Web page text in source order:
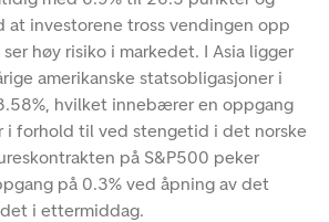
at investorene tross vendingen opp
høy risiko i markedet. I Asia ligger
amerikanske statsobligasjoner i
hvilket innebærer en oppgang
i forhold til ved stengetid i det norske
på S&P500 peker
på 0.3% ved åpning av det
i ettermiddag.